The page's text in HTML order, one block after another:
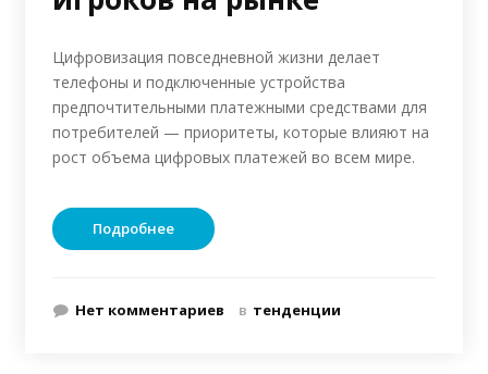
Цифровизация повседневной жизни делает
телефоны и подключенные устройства
предпочтительными платежными средствами для
потребителей — приоритеты, которые влияют на
рост объема цифровых платежей во всем мире.
Подробнее
Нет комментариев в тенденции